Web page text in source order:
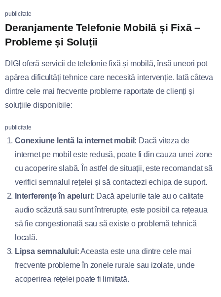
publicitate
Deranjamente Telefonie Mobilă și Fixă –
Probleme și Soluții
DIGI oferă servicii de telefonie fixă și mobilă, însă uneori pot
apărea dificultăți tehnice care necesită intervenție. Iată câteva
dintre cele mai frecvente probleme raportate de clienți și
soluțiile disponibile:
publicitate
Conexiune lentă la internet mobil: Dacă viteza de
internet pe mobil este redusă, poate fi din cauza unei zone
cu acoperire slabă. În astfel de situații, este recomandat să
verifici semnalul rețelei și să contactezi echipa de suport.
Interferențe în apeluri: Dacă apelurile tale au o calitate
audio scăzută sau sunt întrerupte, este posibil ca rețeaua
să fie congestionată sau să existe o problemă tehnică
locală.
Lipsa semnalului:Aceasta este una dintre cele mai
frecvente probleme în zonele rurale sau izolate, unde
acoperirea rețelei poate fi limitată.